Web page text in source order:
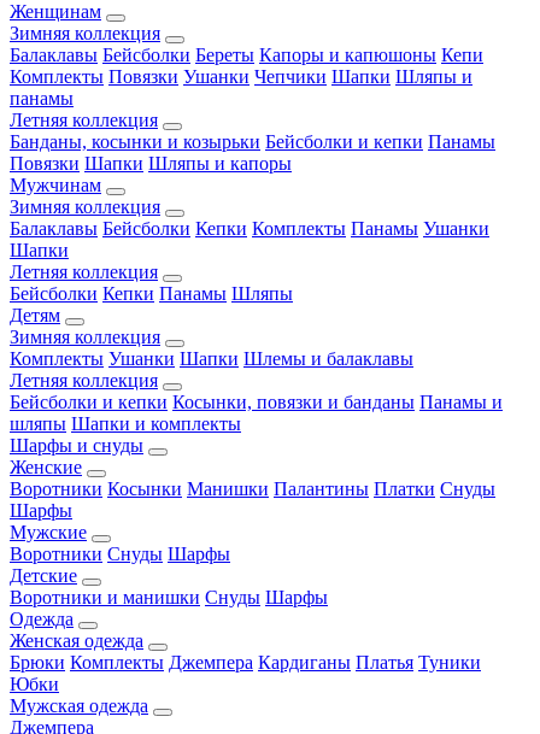
Женщинам
Зимняя коллекция
Балаклавы Бейсболки Береты Капоры и капюшоны Кепи
Комплекты Повязки Ушанки Чепчики Шапки Шляпы и
панамы
Летняя коллекция
Банданы, косынки и козырьки Бейсболки и кепки Панамы
Повязки Шапки Шляпы и капоры
Мужчинам
Зимняя коллекция
Балаклавы Бейсболки Кепки Комплекты Панамы Ушанки
Шапки
Летняя коллекция
Бейсболки Кепки Панамы Шляпы
Детям
Зимняя коллекция
Комплекты Ушанки Шапки Шлемы и балаклавы
Летняя коллекция
Бейсболки и кепки Косынки, повязки и банданы Панамы и
шляпы Шапки и комплекты
Шарфы и снуды
Женские
Воротники Косынки Манишки Палантины Платки Снуды
Шарфы
Мужские
Воротники Снуды Шарфы
Детские
Воротники и манишки Снуды Шарфы
Одежда
Женская одежда
Брюки Комплекты Джемпера Кардиганы Платья Туники
Юбки
Мужская одежда
Джемпера